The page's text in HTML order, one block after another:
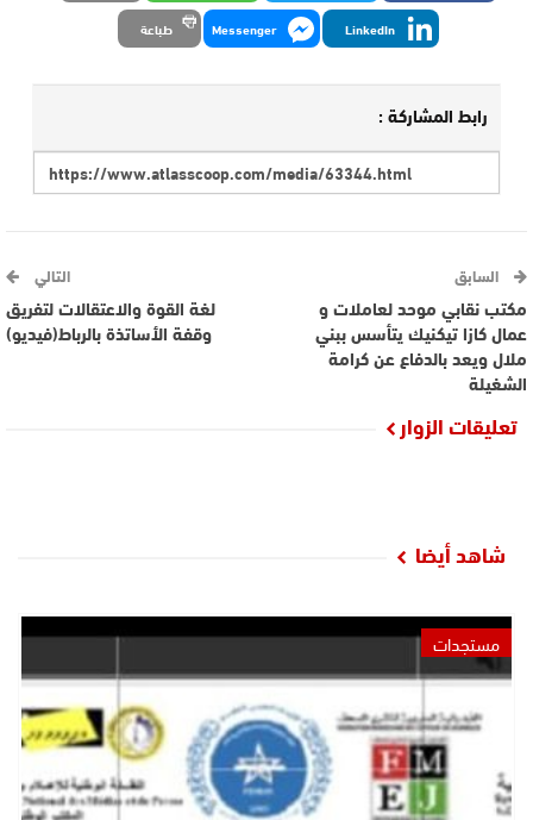
LinkedIn
Messenger طباعة
رابط المشاركة :
السابق
مكتب نقابي موحد لعاملات و
عمال كازا تيكنيك يتأسس ببني
ملال ويعد بالدفاع عن كرامة
الشغيلة
التالي
لغة القوة والاعتقالات لتفريق
وقفة الأساتذة بالرباط(فيديو)
تعليقات الزوار
شاهد أيضا
مستجدات